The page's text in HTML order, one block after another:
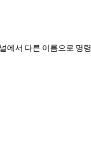
에서 다른 이름으로 명